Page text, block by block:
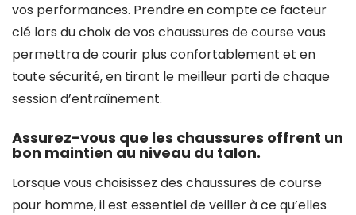
vos performances. Prendre en compte ce facteur
clé lors du choix de vos chaussures de course vous
permettra de courir plus confortablement et en
toute sécurité, en tirant le meilleur parti de chaque
session d’entraînement.
Assurez-vous que les chaussures offrent un
bon maintien au niveau du talon.
Lorsque vous choisissez des chaussures de course
pour homme, il est essentiel de veiller à ce qu’elles